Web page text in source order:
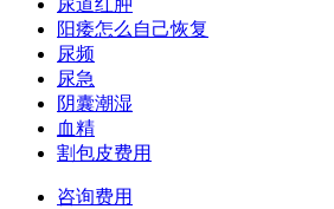
尿道红肿
阳痿怎么自己恢复
尿频
尿急
阴囊潮湿
血精
割包皮费用
咨询费用